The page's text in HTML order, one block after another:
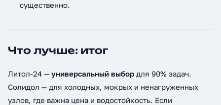
существенно.
Что лучше: итог
Литол-24 — универсальный выбор для 90% задач.
Солидол — для холодных, мокрых и ненагруженных
узлов, где важна цена и водостойкость. Если